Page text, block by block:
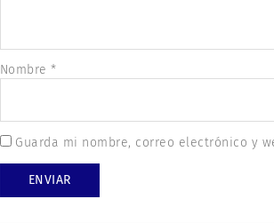
Nombre*
Guarda mi nombre, correo electrónico y